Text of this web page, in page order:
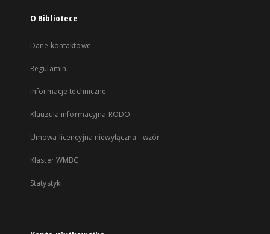
O Bibliotece
Dane kontaktowe
Regulamin
Informacje techniczne
Klauzula informacyjna RODO
Umowa licencyjna niewyłączna - wzór
Klaster WMBC
Statystyki